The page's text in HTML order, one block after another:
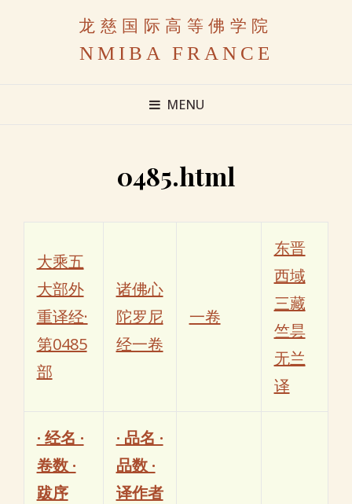
龙慈国际高等佛学院
NMIBA FRANCE
MENU
0485.html
大乘五
大部外
重译经·
第0485
部
诸佛心
陀罗尼
经一卷
一卷
东晋
西域
三藏
竺昙
无兰
译
· 经名 ·
卷数 ·
跋序
· 品名 ·
品数 ·
译作者